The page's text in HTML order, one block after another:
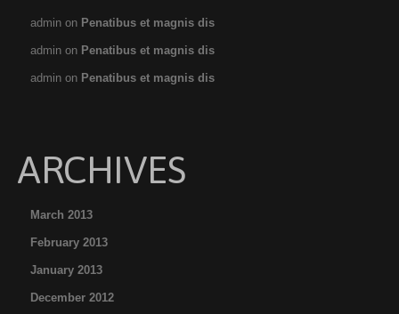
admin on Penatibus et magnis dis
admin on Penatibus et magnis dis
admin on Penatibus et magnis dis
ARCHIVES
March 2013
February 2013
January 2013
December 2012